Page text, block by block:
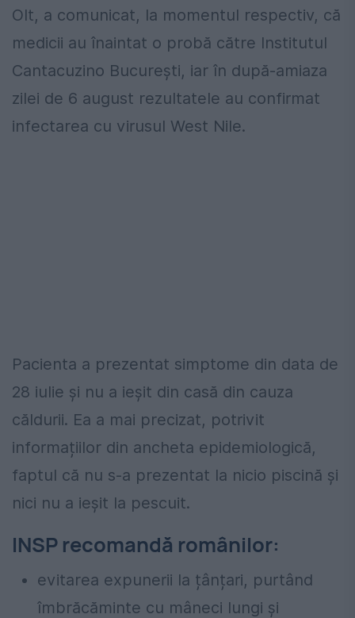
Olt, a comunicat, la momentul respectiv, că
medicii au înaintat o probă către Institutul
Cantacuzino Bucureşti, iar în după-amiaza
zilei de 6 august rezultatele au confirmat
infectarea cu virusul West Nile.
Pacienta a prezentat simptome din data de
28 iulie şi nu a ieșit din casă din cauza
căldurii. Ea a mai precizat, potrivit
informațiilor din ancheta epidemiologică,
faptul că nu s-a prezentat la nicio piscină și
nici nu a ieșit la pescuit.
INSP recomandă românilor:
evitarea expunerii la țânțari, purtând
îmbrăcăminte cu mâneci lungi și